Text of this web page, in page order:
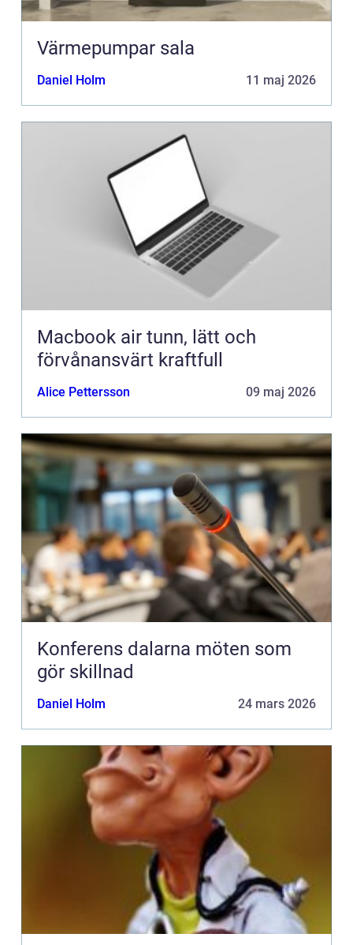
Värmepumpar sala
Daniel Holm 11 maj 2026
Macbook air tunn, lätt och
förvånansvärt kraftfull
Alice Pettersson 09 maj 2026
Konferens dalarna möten som
gör skillnad
Daniel Holm 24 mars 2026